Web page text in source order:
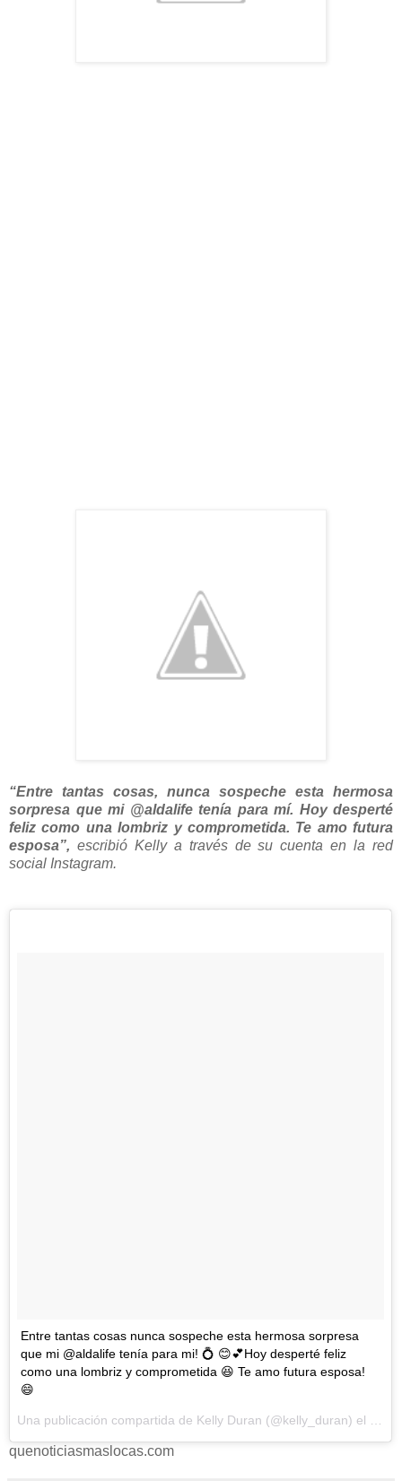
“Entre tantas cosas, nunca sospeche esta hermosa
sorpresa que mi @aldalife tenía para mí. Hoy desperté
feliz como una lombriz y comprometida. Te amo futura
esposa”, escribió Kelly a través de su cuenta en la red
social Instagram.
Entre tantas cosas nunca sospeche esta hermosa sorpresa
que mi @aldalife tenía para mi! 💍 😊💕Hoy desperté feliz
como una lombriz y comprometida 😆 Te amo futura esposa!
😄
quenoticiasmaslocas.com